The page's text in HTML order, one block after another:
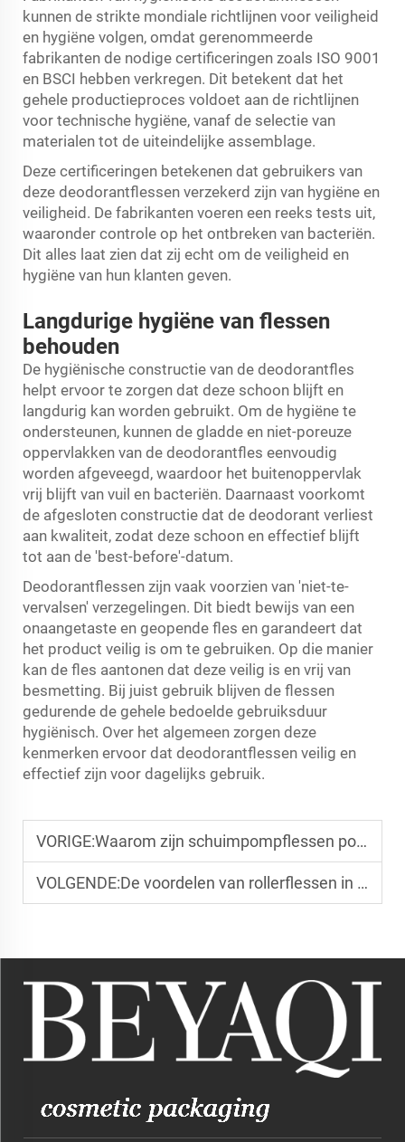
kunnen de strikte mondiale richtlijnen voor veiligheid
en hygiëne volgen, omdat gerenommeerde
fabrikanten de nodige certificeringen zoals ISO 9001
en BSCI hebben verkregen. Dit betekent dat het
gehele productieproces voldoet aan de richtlijnen
voor technische hygiëne, vanaf de selectie van
materialen tot de uiteindelijke assemblage.
Deze certificeringen betekenen dat gebruikers van
deze deodorantflessen verzekerd zijn van hygiëne en
veiligheid. De fabrikanten voeren een reeks tests uit,
waaronder controle op het ontbreken van bacteriën.
Dit alles laat zien dat zij echt om de veiligheid en
hygiëne van hun klanten geven.
Langdurige hygiëne van flessen
behouden
De hygiënische constructie van de deodorantfles
helpt ervoor te zorgen dat deze schoon blijft en
langdurig kan worden gebruikt. Om de hygiëne te
ondersteunen, kunnen de gladde en niet-poreuze
oppervlakken van de deodorantfles eenvoudig
worden afgeveegd, waardoor het buitenoppervlak
vrij blijft van vuil en bacteriën. Daarnaast voorkomt
de afgesloten constructie dat de deodorant verliest
aan kwaliteit, zodat deze schoon en effectief blijft
tot aan de 'best-before'-datum.
Deodorantflessen zijn vaak voorzien van 'niet-te-
vervalsen' verzegelingen. Dit biedt bewijs van een
onaangetaste en geopende fles en garandeert dat
het product veilig is om te gebruiken. Op die manier
kan de fles aantonen dat deze veilig is en vrij van
besmetting. Bij juist gebruik blijven de flessen
gedurende de gehele bedoelde gebruiksduur
hygiënisch. Over het algemeen zorgen deze
kenmerken ervoor dat deodorantflessen veilig en
effectief zijn voor dagelijks gebruik.
VORIGE:Waarom zijn schuimpompflessen populair voor babyverzorgingsproducten?
VOLGENDE:De voordelen van rollerflessen in de huidverzorging.